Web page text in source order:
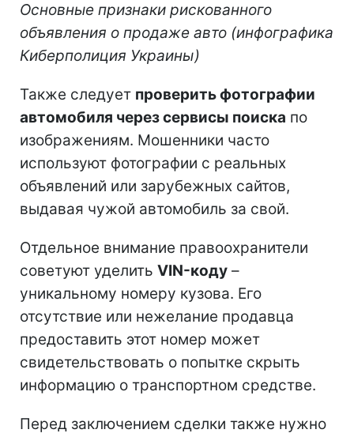
Основные признаки рискованного
объявления о продаже авто (инфографика
Киберполиция Украины)
Также следует проверить фотографии
автомобиля через сервисы поиска по
изображениям. Мошенники часто
используют фотографии с реальных
объявлений или зарубежных сайтов,
выдавая чужой автомобиль за свой.
Отдельное внимание правоохранители
советуют уделить VIN-коду –
уникальному номеру кузова. Его
отсутствие или нежелание продавца
предоставить этот номер может
свидетельствовать о попытке скрыть
информацию о транспортном средстве.
Перед заключением сделки также нужно